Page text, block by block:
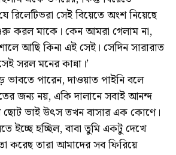
রিলেটিভরা সেই বিয়েতে অংশ নিয়েছে
করল মাকে। কেন আমরা গেলাম না,
আছি কিনা এই সেই। সেদিন সারারাত
সরল মনের কান্না।’
ভাবতে পারেন, দাওয়াত পাইনি বলে
জন্য নয়, একি দালানে সবাই আনন্দ
ভাই উৎস তখন বাসার এক কোণে।
ইচ্ছে হচ্ছিল, বাবা তুমি একটু দেখে
করেছ তারা আমাদের সব ফিরিয়ে